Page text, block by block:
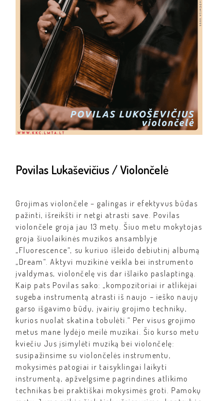
Povilas Lukaševičius / Violončelė
Grojimas violončele – galingas ir efektyvus būdas
pažinti, išreikšti ir netgi atrasti save. Povilas
violončele groja jau 13 metų. Šiuo metu mokytojas
groja šiuolaikinės muzikos ansamblyje
„Fluorescence“, su kuriuo išleido debiutinį albumą
„Dream“. Aktyvi muzikinė veikla bei instrumento
įvaldymas, violončelę vis dar išlaiko paslaptingą.
Kaip pats Povilas sako: „kompozitoriai ir atlikėjai
sugeba instrumentą atrasti iš naujo – ieško naujų
garso išgavimo būdų, įvairių grojimo technikų,
kurios nuolat skatina tobulėti.“ Per visus grojimo
metus mane lydėjo meilė muzikai. Šio kurso metu
kviečiu Jus įsimylėti muziką bei violončelę:
susipažinsime su violončelės instrumentu,
mokysimės patogiai ir taisyklingai laikyti
instrumentą, apžvelgsime pagrindines atlikimo
technikas bei praktiškai mokysimės groti. Pamokų